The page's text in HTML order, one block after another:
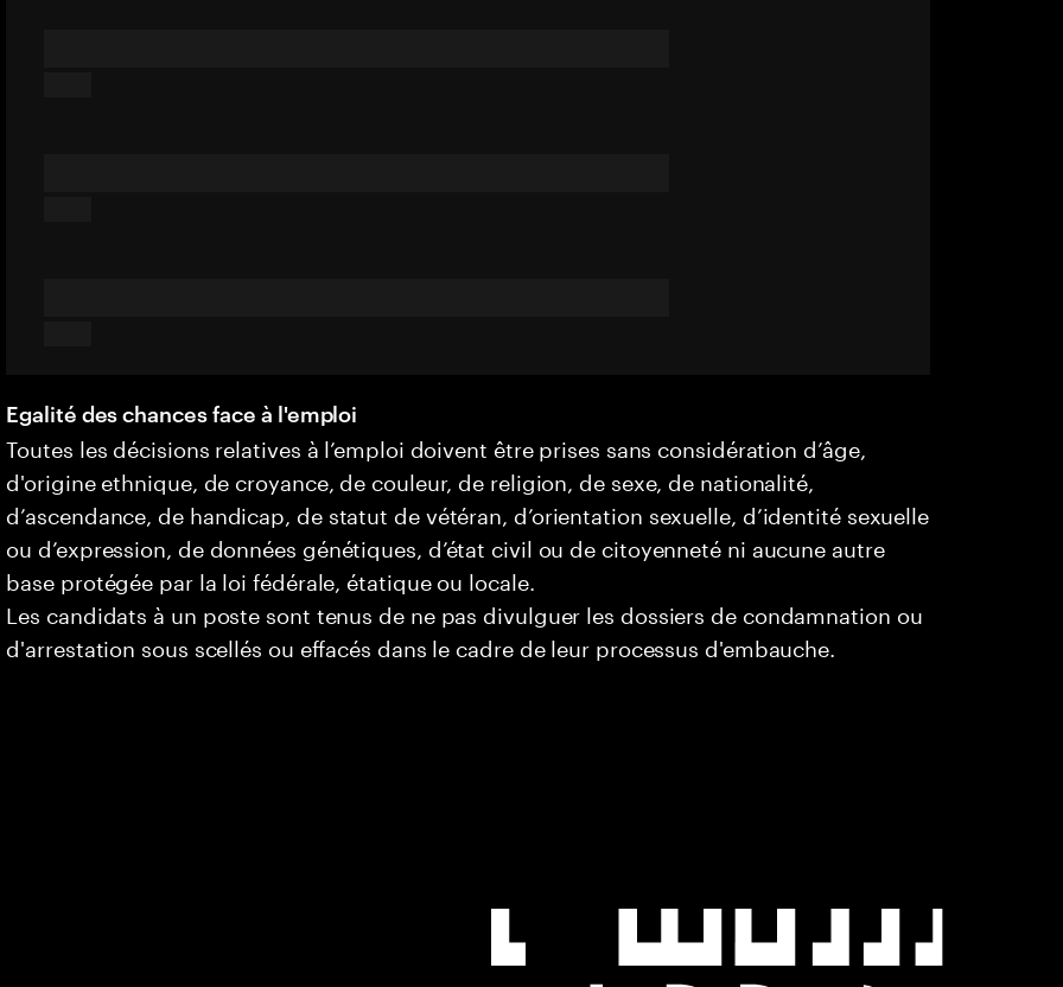
Egalité des chances face à l'emploi
Toutes les décisions relatives à l’emploi doivent être prises sans considération d’âge,
d'origine ethnique, de croyance, de couleur, de religion, de sexe, de nationalité,
d’ascendance, de handicap, de statut de vétéran, d’orientation sexuelle, d’identité sexuelle
ou d’expression, de données génétiques, d’état civil ou de citoyenneté ni aucune autre
base protégée par la loi fédérale, étatique ou locale.
Les candidats à un poste sont tenus de ne pas divulguer les dossiers de condamnation ou
d'arrestation sous scellés ou effacés dans le cadre de leur processus d'embauche.